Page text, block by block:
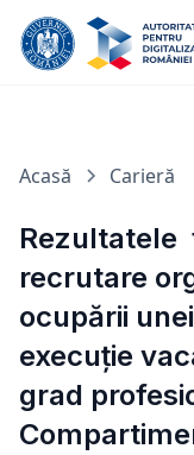
Acasă Carieră
Rezultatele
recrutare
ocupării
execuție
grad